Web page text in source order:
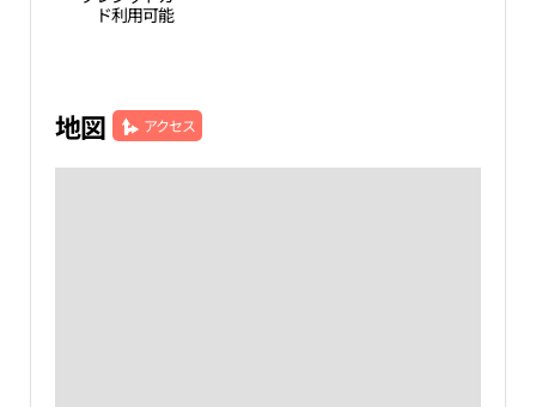
ド利用可能
地図 アクセス